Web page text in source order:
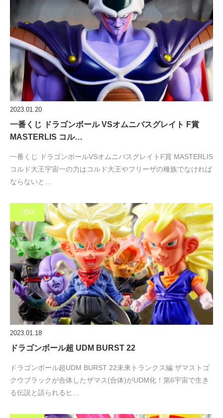
2023.01.20
一番くじ ドラゴンボール VSオムニバスグレイト F賞
MASTERLIS コル…
一番くじ ドラゴンボールVSオムニバスグレイトF賞 MASTERLIS
コルド大王宇宙一の力はコルド大王やフリーザの種族でなければ
ならないと…
UDM
2023.01.18
ドラゴンボール超 UDM BURST 22
ドラゴンボール超UDM BURST 22未来トランクス編 ザマストゴ
クウブラックが合体したザマス(合体)がUDM化！第6宇宙で生き
る伝説と語られるヒ…